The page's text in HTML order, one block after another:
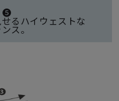
❺
るハイウェストな
ス。